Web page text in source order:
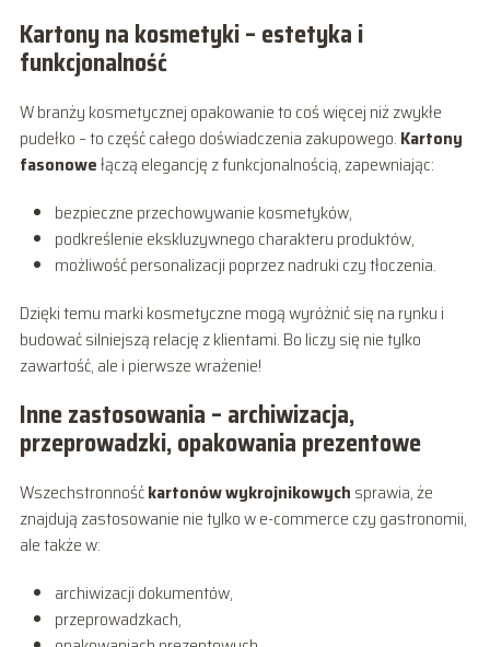
Kartony na kosmetyki – estetyka i
funkcjonalność
W branży kosmetycznej opakowanie to coś więcej niż zwykłe
pudełko – to część całego doświadczenia zakupowego. Kartony
fasonowełączą elegancję z funkcjonalnością, zapewniając:
bezpieczne przechowywanie kosmetyków,
podkreślenie ekskluzywnego charakteru produktów,
możliwość personalizacji poprzez nadruki czy tłoczenia.
Dzięki temu marki kosmetyczne mogą wyróżnić się na rynku i
budować silniejszą relację z klientami. Bo liczy się nie tylko
zawartość, ale i pierwsze wrażenie!
Inne zastosowania – archiwizacja,
przeprowadzki, opakowania prezentowe
Wszechstronnośćkartonów wykrojnikowych sprawia, że
znajdują zastosowanie nie tylko w e-commerce czy gastronomii,
ale także w:
archiwizacji dokumentów,
przeprowadzkach,